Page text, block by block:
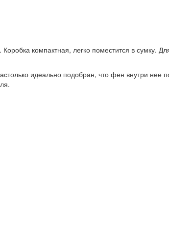
компактная, легко поместится в
идеально подобран, что фен внутри